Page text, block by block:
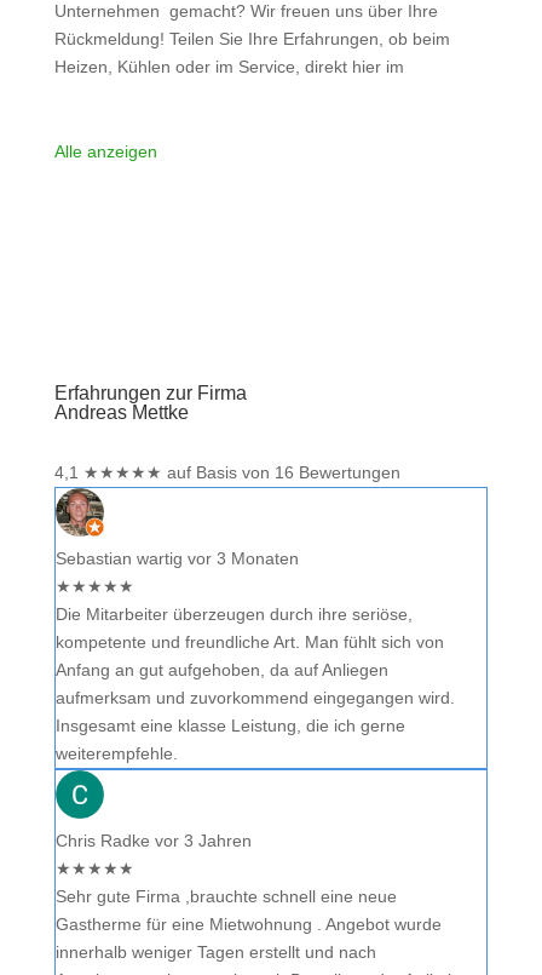
Unternehmen gemacht? Wir freuen uns über Ihre
Rückmeldung! Teilen Sie Ihre Erfahrungen, ob beim
Heizen, Kühlen oder im Service, direkt hier im
Sie eine kritische Meinung äußern, so geben Sie diese
Alle anzeigen
Erfahrungen zur Firma
Andreas Mettke
4,1 ★★★★★ auf Basis von 16 Bewertungen
Sebastian wartig vor 3 Monaten
★★★★★
Die Mitarbeiter überzeugen durch ihre seriöse,
kompetente und freundliche Art. Man fühlt sich von
Anfang an gut aufgehoben, da auf Anliegen
aufmerksam und zuvorkommend eingegangen wird.
Insgesamt eine klasse Leistung, die ich gerne
weiterempfehle.
Chris Radke vor 3 Jahren
★★★★★
Sehr gute Firma ,brauchte schnell eine neue
Gastherme für eine Mietwohnung . Angebot wurde
innerhalb weniger Tagen erstellt und nach